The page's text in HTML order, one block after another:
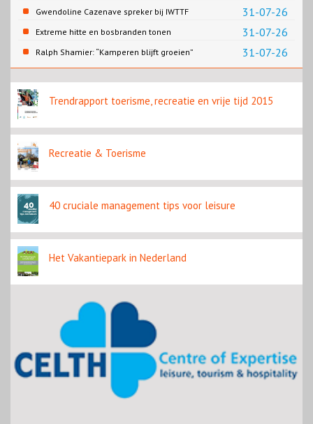
eenvoud of toch goed verzorgd?
31-07-26
Gwendoline Cazenave spreker bij IWTTF
congres in Utrecht
31-07-26
Extreme hitte en bosbranden tonen
noodzaak snellere verduurzaming
reisbranche
31-07-26
Ralph Shamier: “Kamperen blijft groeien”
Trendrapport toerisme, recreatie en vrije tijd 2015
Recreatie & Toerisme
40 cruciale management tips voor leisure
Het Vakantiepark in Nederland